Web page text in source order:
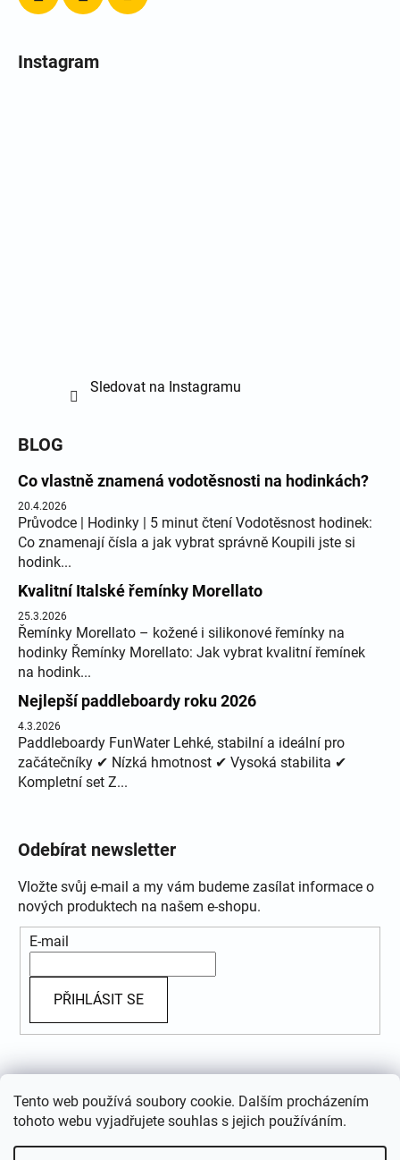
Tento web používá soubory cookie. Dalším procházením
tohoto webu vyjadřujete souhlas s jejich používáním.
Instagram
Sledovat na Instagramu
BLOG
Co vlastně znamená vodotěsnosti na hodinkách?
20.4.2026
Průvodce | Hodinky | 5 minut čtení Vodotěsnost hodinek:
Co znamenají čísla a jak vybrat správně Koupili jste si
hodink...
Kvalitní Italské řemínky Morellato
25.3.2026
Řemínky Morellato – kožené i silikonové řemínky na
hodinky Řemínky Morellato: Jak vybrat kvalitní řemínek
na hodink...
Nejlepší paddleboardy roku 2026
4.3.2026
Paddleboardy FunWater Lehké, stabilní a ideální pro
začátečníky ✔ Nízká hmotnost ✔ Vysoká stabilita ✔
Kompletní set Z...
Odebírat newsletter
Vložte svůj e-mail a my vám budeme zasílat informace o
nových produktech na našem e-shopu.
E-mail
PŘIHLÁSIT SE